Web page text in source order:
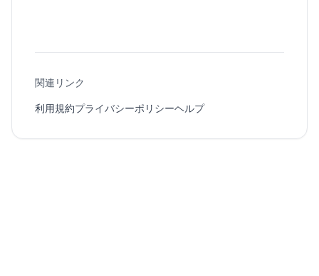
関連リンク
利用規約プライバシーポリシーヘルプ